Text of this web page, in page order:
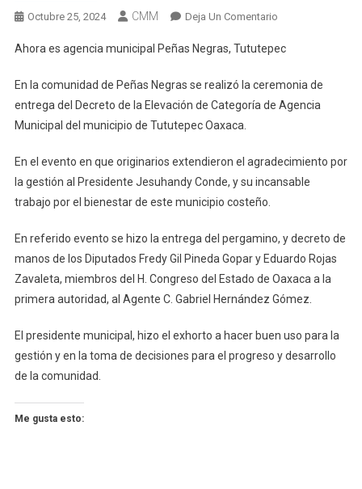
Octubre 25, 2024 CMM Deja Un ComentarioEn
Es
Municipal
Peñas
Ahora es agencia municipal Peñas Negras, Tututepec
En la comunidad de Peñas Negras se realizó la ceremonia de
entrega del Decreto de la Elevación de Categoría de Agencia
Municipal del municipio de Tututepec Oaxaca.
En el evento en que originarios extendieron el agradecimiento por
la gestión al Presidente Jesuhandy Conde, y su incansable
trabajo por el bienestar de este municipio costeño.
En referido evento se hizo la entrega del pergamino, y decreto de
manos de los Diputados Fredy Gil Pineda Gopar y Eduardo Rojas
Zavaleta, miembros del H. Congreso del Estado de Oaxaca a la
primera autoridad, al Agente C. Gabriel Hernández Gómez.
El presidente municipal, hizo el exhorto a hacer buen uso para la
gestión y en la toma de decisiones para el progreso y desarrollo
de la comunidad.
Me gusta esto: